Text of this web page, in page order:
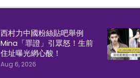
西村力中國粉絲貼吧舉例
Mina「罪證」引眾怒！生前
住址曝光網心酸！
Aug 6, 2026